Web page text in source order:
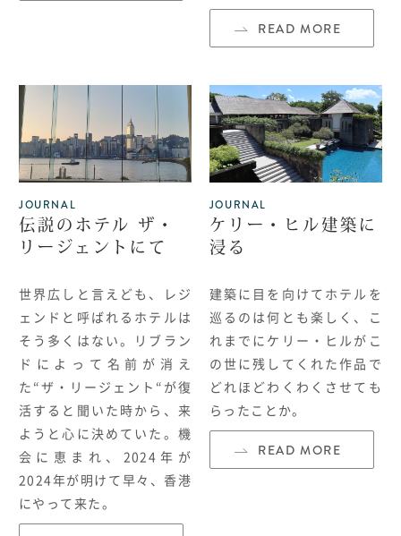
READ MORE
JOURNAL
伝説のホテル ザ・
リージェントにて
世界広しと言えども、レジ
ェンドと呼ばれるホテルは
そう多くはない。
リブラン
ドによって名前が消え
た “ ザ・リージェント “ が復
活すると聞いた時から、来
ようと心に決めていた。機
会に恵まれ、2024年が
2024年が明けて早々、香港
にやって来た。
JOURNAL
ケリー・ヒル建築に
浸る
建築に目を向けてホテルを
巡るのは何とも楽しく、こ
れまでにケリー・ヒルがこ
の世に残してくれた作品で
どれほどわくわくさせても
らったことか。
READ MORE